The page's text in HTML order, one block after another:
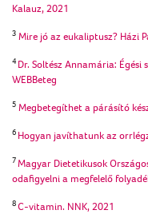
Kalauz, 2021
3 Mire jó az eukaliptusz? Házi
4 Dr. Soltész Annamária: Égési
WEBBeteg
5 Megbetegíthet a párásító
6 Hogyan javíthatunk az
7 Magyar Dietetikusok
odafigyelni a megfelelő
8C-vitamin. NNK, 2021